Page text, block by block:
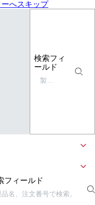
へスキップ
検索フィ
ールド
フィールド